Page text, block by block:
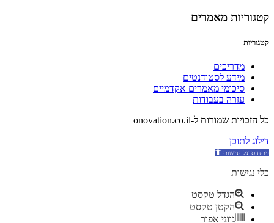
קטגוריות מאמרים
קטגוריות
מדריכים
מידע לסטודנטים
סיכומי מאמרים אקדמיים
עזרה בעבודות
כל הזכויות שמורות ל-onovation.co.il
דילוג לתוכן
כלי נגישות
הגדל טקסט
הקטן טקסט
גווני אפור